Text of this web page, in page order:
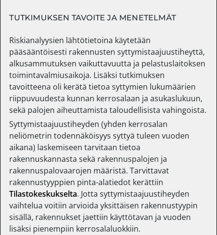
TUTKIMUKSEN TAVOITE JA MENETELMÄT
Riskianalyysien lähtötietoina käytetään
pääsääntöisesti rakennusten syttymistaajuustiheyttä,
alkusammutuksen vaikuttavuutta ja pelastuslaitoksen
toimintavalmiusaikoja. Lisäksi tutkimuksen
tavoitteena oli kerätä tietoa syttymien lukumäärien
riippuvuudesta kunnan kerrosalaan ja asukaslukuun,
sekä palojen aiheuttamista taloudellisista vahingoista.
Syttymistaajuustiheyden (yhden kerrosalan
neliömetrin todennäköisyys syttyä tuleen vuoden
aikana) laskemiseen tarvitaan tietoa
rakennuskannasta sekä rakennuspalojen ja
rakennuspalovaarojen määristä. Tarvittavat
rakennustyyppien pinta-alatiedot kerättiin
Tilastokeskukselta. Jotta syttymistaajuustiheyden
vaihtelua voitiin arvioida yksittäisen rakennustyypin
sisällä, rakennukset jaettiin käyttötavan ja vuoden
lisäksi pienempiin kerrosalaluokkiin.